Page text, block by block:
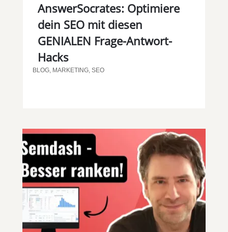
AnswerSocrates: Optimiere
dein SEO mit diesen
GENIALEN Frage-Antwort-
Hacks
BLOG, MARKETING, SEO